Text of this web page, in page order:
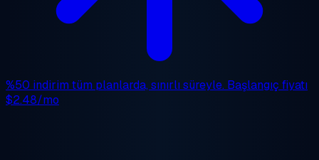
%50 indirim tüm planlarda, sınırlı süreyle. Başlangıç fiyatı
$2.48/mo